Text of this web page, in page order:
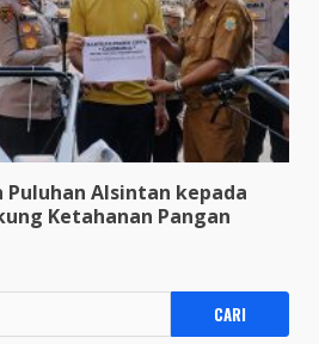
Puluhan Alsintan kepada
Ketahanan Pangan